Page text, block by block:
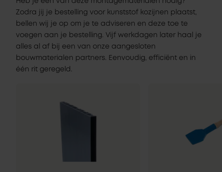
Heb je een van deze montagematerialen nodig?
Zodra jij je bestelling voor kunststof kozijnen plaatst,
bellen wij je op om je te adviseren en deze toe te
voegen aan je bestelling. Vijf werkdagen later haal je
alles al af bij een van onze aangesloten
bouwmaterialen partners. Eenvoudig, efficiënt en in
één rit geregeld.